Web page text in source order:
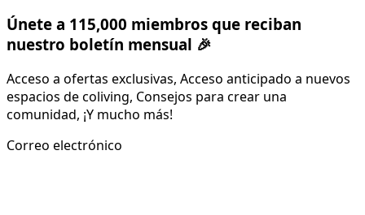
Únete a 115,000 miembros que reciban
nuestro boletín mensual 🎉
Acceso a ofertas exclusivas, Acceso anticipado a nuevos
espacios de coliving, Consejos para crear una
comunidad, ¡Y mucho más!
Correo electrónico